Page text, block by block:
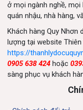
ở mọi ngành nghề,
quán nhậu, nhà hàng,
Khách hàng Quy
lượng tại website Thiên
https://
0905 638 424 hoặc
sàng phục vụ khách